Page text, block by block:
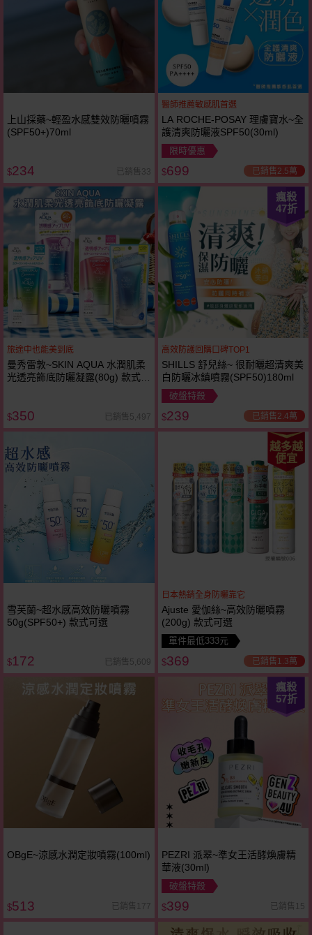
上山採藥~輕盈水感雙效防曬噴霧
(SPF50+)70ml
$234 已銷售33
醫師推薦敏感肌首選
LA ROCHE-POSAY 理膚寶水~全
護清爽防曬液SPF50(30ml)
限時優惠
$699 已銷售2.5萬
旅途中也能美到底
曼秀雷敦~SKIN AQUA 水潤肌柔
光透亮飾底防曬凝露(80g) 款式可
$350 已銷售5,497
瘋殺
47折
高效防護回購口碑TOP1
SHILLS 舒兒絲~ 很耐曬超清爽美
白防曬冰鎮噴霧(SPF50)180ml
破盤特殺
$239 已銷售2.4萬
雪芙蘭~超水感高效防曬噴霧
50g(SPF50+) 款式可選
$172 已銷售5,609
越多越
便宜
日本熱銷全身防曬靠它
Ajuste 愛伽絲~高效防曬噴霧
(200g) 款式可選
單件最低333元
$369 已銷售1.3萬
OBgE~涼感水潤定妝噴霧(100ml)
$513 已銷售177
瘋殺
57折
PEZRI 派翠~準女王活酵煥膚精
華液(30ml)
破盤特殺
$399 已銷售15